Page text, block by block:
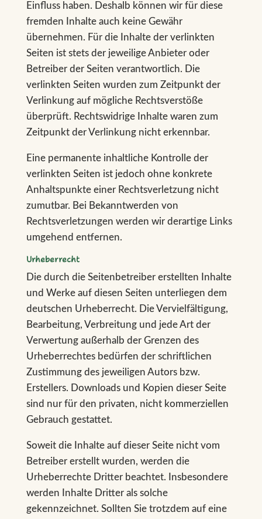
Einfluss haben. Deshalb können wir für diese
fremden Inhalte auch keine Gewähr
übernehmen. Für die Inhalte der verlinkten
Seiten ist stets der jeweilige Anbieter oder
Betreiber der Seiten verantwortlich. Die
verlinkten Seiten wurden zum Zeitpunkt der
Verlinkung auf mögliche Rechtsverstöße
überprüft. Rechtswidrige Inhalte waren zum
Zeitpunkt der Verlinkung nicht erkennbar.
Eine permanente inhaltliche Kontrolle der
verlinkten Seiten ist jedoch ohne konkrete
Anhaltspunkte einer Rechtsverletzung nicht
zumutbar. Bei Bekanntwerden von
Rechtsverletzungen werden wir derartige Links
umgehend entfernen.
Urheberrecht
Die durch die Seitenbetreiber erstellten Inhalte
und Werke auf diesen Seiten unterliegen dem
deutschen Urheberrecht. Die Vervielfältigung,
Bearbeitung, Verbreitung und jede Art der
Verwertung außerhalb der Grenzen des
Urheberrechtes bedürfen der schriftlichen
Zustimmung des jeweiligen Autors bzw.
Erstellers. Downloads und Kopien dieser Seite
sind nur für den privaten, nicht kommerziellen
Gebrauch gestattet.
Soweit die Inhalte auf dieser Seite nicht vom
Betreiber erstellt wurden, werden die
Urheberrechte Dritter beachtet. Insbesondere
werden Inhalte Dritter als solche
gekennzeichnet. Sollten Sie trotzdem auf eine